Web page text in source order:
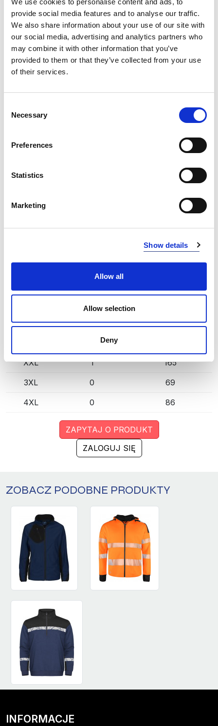
We use cookies to personalise content and ads, to
provide social media features and to analyse our traffic.
We also share information about your use of our site with
our social media, advertising and analytics partners who
may combine it with other information that you’ve
provided to them or that they’ve collected from your use
of their services.
Selection
Necessary
Preferences
Statistics
Marketing
Show details
Allow all
Allow selection
Deny
RED
BLUE 53
NAVY
GREEN 66
BLACK/ YELLOW 9910
INFO:
Mag. Poznań — stan magazynu lokalnego, realizacja
od ręki. Mag. Centralny — stan magazynu centralnego
charakter orientacyjny.
Mag. Centralny
XS 0 61
L 7 847
XXL 1 165
3XL 0 69
4XL 0 86
ZALOGUJ SIĘ
ZAPYTAJ O PRODUKT
ZOBACZ PODOBNE PRODUKTY
INFORMACJE